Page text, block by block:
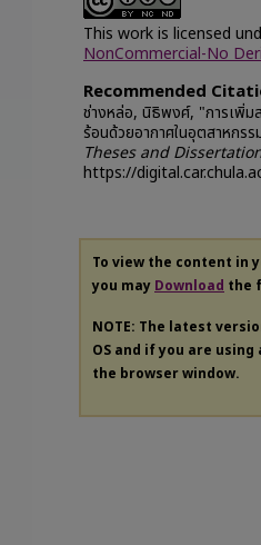
This work is licensed
NonCommercial-No
Recommended
ช่างหล่อ, นิธิพงศ์, "การเพิ่ม
ร้อนด้วยอากาศในอุตสาหกร
Theses and
https://
To view the content in
you may Download the
NOTE: The latest
OS and if you are
the browser window.